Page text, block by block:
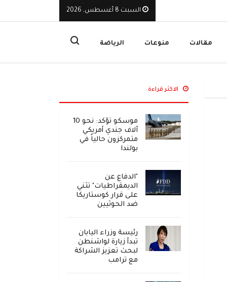
تراخيص ثلاث منشآت صرافة ويأمر بإغلاق مقراتها
السبت 8 أغسطس, 2026
مقالات منوعات الرياضة
الاكثر قراءة
موسكو تؤكد: نحو 10
آلاف جندي أمريكي
متمركزون حالياً في
بولندا
"الدفاع عن
الديمقراطيات" تثني
على قرار كوستاريكا
ضد الحوثيين
رئيسة وزراء اليابان
تبدأ زيارة لواشنطن
لبحث تعزيز الشراكة
مع ترامب